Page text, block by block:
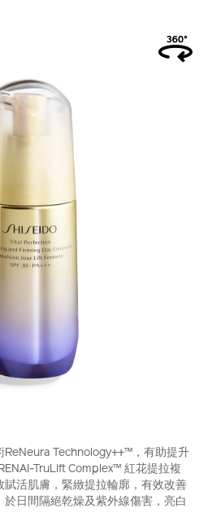
ReNeura Technology++™，有助提升
TruLift Complex™ 紅花提拉複
活肌膚，緊緻提拉輪廓，有效改善
日間隔絕乾燥及紫外線傷害，亮白